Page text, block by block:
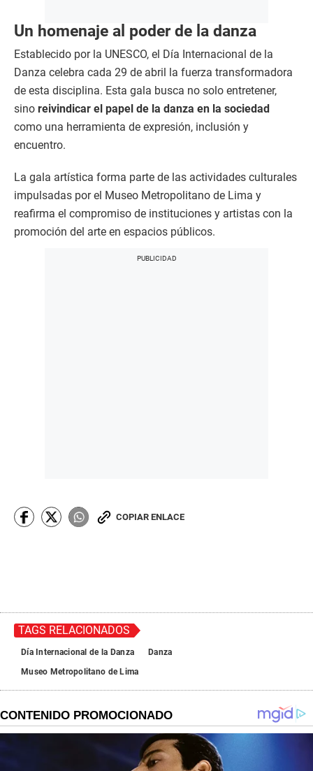
Un homenaje al poder de la danza
Establecido por la UNESCO, el Día Internacional de la
Danza celebra cada 29 de abril la fuerza transformadora
de esta disciplina. Esta gala busca no solo entretener,
sino reivindicar el papel de la danza en la sociedad
como una herramienta de expresión, inclusión y
encuentro.
La gala artística forma parte de las actividades culturales
impulsadas por el Museo Metropolitano de Lima y
reafirma el compromiso de instituciones y artistas con la
promoción del arte en espacios públicos.
COPIAR ENLACE
TAGS RELACIONADOS
Día Internacional de la Danza
Danza
Museo Metropolitano de Lima